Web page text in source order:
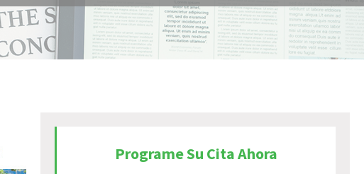
Programe Su Cita Ahora